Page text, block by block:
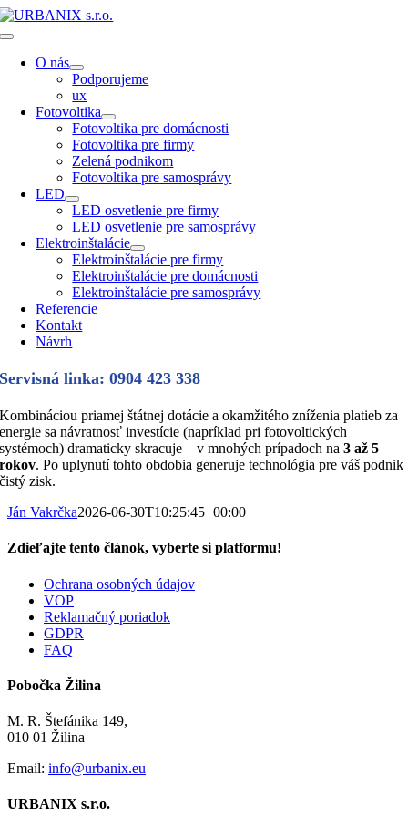
Skip
to
Toggle
Navigation
O nás
Podporujeme
ux
Fotovoltika
Fotovoltika pre domácnosti
Fotovoltika pre firmy
Zelená podnikom
Fotovoltika pre samosprávy
LED
LED osvetlenie pre firmy
LED osvetlenie pre samosprávy
Elektroinštalácie
Elektroinštalácie pre firmy
Elektroinštalácie pre domácnosti
Elektroinštalácie pre samosprávy
Referencie
Kontakt
Návrh
Servisná linka: 0904 423 338
Kombináciou priamej štátnej dotácie a okamžitého zníženia platieb za
energie sa návratnosť investície (napríklad pri fotovoltických
systémoch) dramaticky skracuje – v mnohých prípadoch na3 až 5
rokov. Po uplynutí tohto obdobia generuje technológia pre váš podnik
čistý zisk.
Ján Vakrčka2026-06-30T10:25:45+00:00
Zdieľajte tento článok, vyberte si platformu!
Facebook
LinkedIn
Email
Ochrana osobných údajov
VOP
Reklamačný poriadok
GDPR
FAQ
Pobočka Žilina
M. R. Štefánika 149,
010 01 Žilina
Email: info@urbanix.eu
URBANIX s.r.o.